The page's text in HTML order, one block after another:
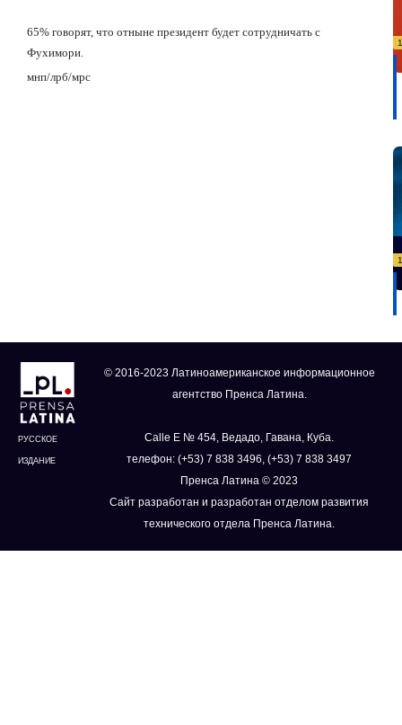
65% говорят, что отныне президент будет сотрудничать с
Фухимори.
мнп/лрб/мрс
РУССКОЕ
ИЗДАНИЕ
© 2016-2023 Латиноамериканское информационное
агентство Пренса Латина.
Calle E № 454, Ведадо, Гавана, Куба.
телефон: (+53) 7 838 3496, (+53) 7 838 3497
Пренса Латина © 2023
Сайт разработан и разработан отделом развития
технического отдела Пренса Латина.